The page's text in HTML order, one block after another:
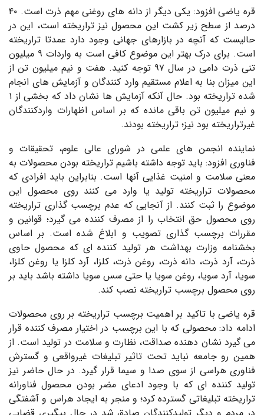
قره یاضی افزود: یکی دیگر از دانه های روغنی مهم ذرت است. ۴۰
درصد از سطح زیر کشت این محصول نیز تراریخته است، این در
حالیست که آنچه در بازارهای جهانی وجود دارد عمدتا تراریخته
است. برای درک بهتر این موضوع کافی است به واردات ۹ میلیون
تنی ذرت دامی در سال ۹۷ توجه کنید. هفت و نیم میلیون تن از
این میزان بنا به اعلام مستقیم وارد کنندگان و آزمایش های انجام
شده تراریخته بود. حال آنکه آزمایش ها نشان داد که بخشی از ۱
و نیم میلیون تن باقی مانده که بر اساس اظهارات واردکنندگان
غیرتراریخته بود نیز؛ تراریخته بودند.
نماینده انجمن های علمی در شورای عالی علوم، تحقیقات و
فناوری افزود: باید توجه داشته باشیم تراریخته بودن محصولات به
معنی سلامت و امنیت غذایی آنها است. بنابراین باید افرادی که
محصولات تراریخته تولید یا وارد می کنند روی محصول این
موضوع را ثبت کنند. از آنجایی که عدم برچسب گذاری تراریخته
روی محصول حق انتخاب را از مصرف کننده می گیرد؛ قوانین و
مقررات برچسب گذاری تصویب و ابلاغ شده است. بر اساس
بخشنامه وزارت بهداشت هر تولید کننده ای که محصول حاوی
ذرت، آرد ذرت، دانه ذرت، روغن ذرت، کلزا، آرد کلزا یا روغن کلزا،
سویا، آرد سویا، روغن سویا یا حتی سس سویا داشته باشد باید بر
روی محصول برچسب تراریخته نصب کند.
قره یاضی با تاکید بر اهمیت برچسب تراریخته بر روی محصولات
ادامه داد: محصولی که با این برچسب در اختیار مصرف کننده قرار
می گیرد نشان دهنده صداقت، نظارت و سلامت در تولید است. از
همین رو جامعه نباید تحت تاثیر تبلیغات غیرواقعی و گسترش
فناوری هراسی از سوی صدا و سیما قرار گیرد. در حال حاضر نیز
تولید کننده ای که با وجود ادعای مضر بودن محصول فناورانه
تراریخته تبلیغاتی گسترده کرد؛ و منجر به ایجاد هراس و آشفتگی